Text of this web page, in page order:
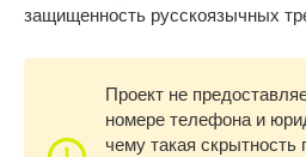
защищенность русскоязычных
Проект не
номере телефона и
чему такая скрытность